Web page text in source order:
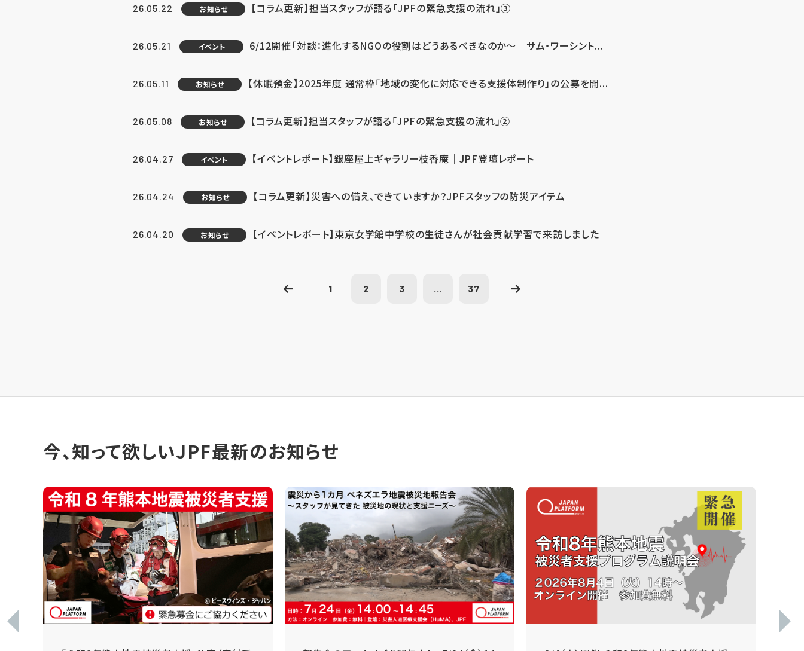
26.05.22 お知らせ 【コラム更新】担当スタッフが語る「JPFの緊急支援の流れ」③
26.05.21 イベント 6/12開催「対談：進化するNGOの役割はどうあるべきなのか～ サム・ワーシント...
26.05.11 お知らせ 【休眠預金】2025年度 通常枠「地域の変化に対応できる支援体制作り」の公募を開...
26.05.08 お知らせ 【コラム更新】担当スタッフが語る「JPFの緊急支援の流れ」②
26.04.27 イベント 【イベントレポート】銀座屋上ギャラリー枝香庵｜JPF登壇レポート
26.04.24 お知らせ 【コラム更新】災害への備え、できていますか？JPFスタッフの防災アイテム
26.04.20 お知らせ 【イベントレポート】東京女学館中学校の生徒さんが社会貢献学習で来訪しました
1 2 3 ... 37
今、知って欲しいJPF最新のお知らせ